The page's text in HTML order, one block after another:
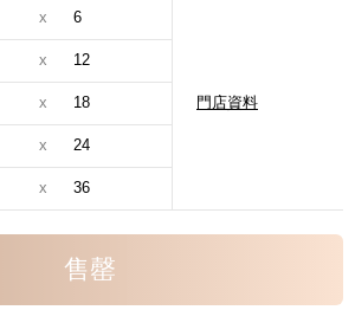
x 6
門店資料
x 12
x 18
x 24
x 36
售罄